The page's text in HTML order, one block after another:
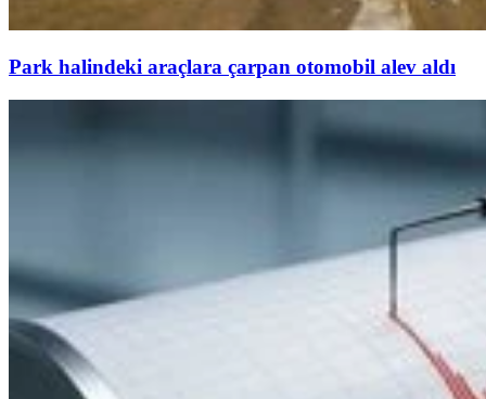
Park halindeki araçlara çarpan otomobil alev aldı